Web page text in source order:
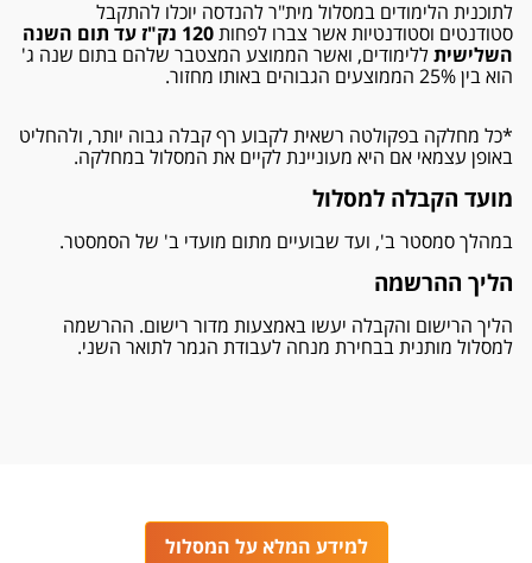
לתוכנית הלימודים במסלול מית"ר להנדסה יוכלו להתקבל
סטודנטים וסטודנטיות אשר צברו לפחות 120 נק"ז עד תום השנה
השלישית ללימודים, ואשר הממוצע המצטבר שלהם בתום שנה ג'
הוא בין 25% הממוצעים הגבוהים באותו מחזור.
*כל מחלקה בפקולטה רשאית לקבוע רף קבלה גבוה יותר, ולהחליט
באופן עצמאי אם היא מעוניינת לקיים את המסלול במחלקה.
מועד הקבלה למסלול
במהלך סמסטר ב', ועד שבועיים מתום מועדי ב' של הסמסטר.
הליך ההרשמה
הליך הרישום והקבלה יעשו באמצעות מדור רישום. ההרשמה
למסלול מותנית בבחירת מנחה לעבודת הגמר לתואר השני.
למידע המלא על המסלול